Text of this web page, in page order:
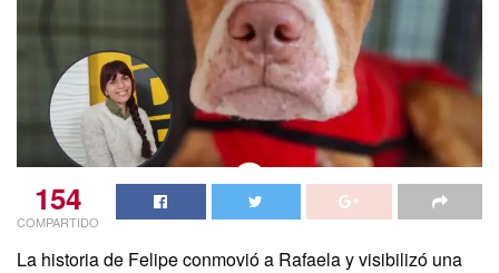
154
COMPARTIDO
La historia de Felipe conmovió a Rafaela y visibilizó una